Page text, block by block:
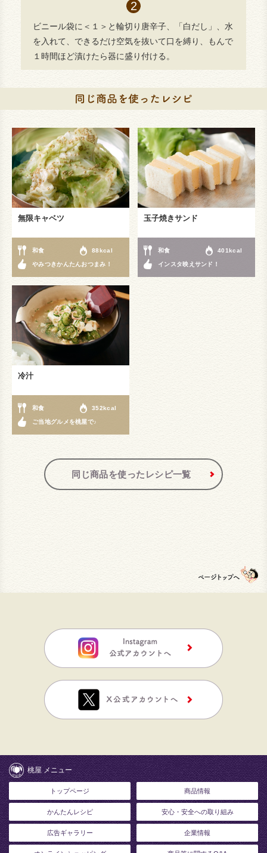
ビニール袋に＜１＞と輪切り唐辛子、「白だし」、水
を入れて、できるだけ空気を抜いて口を縛り、もんで
１時間ほど漬けたら器に盛り付ける。
無限キャベツ
和食 88kcal
やみつきかんたんおつまみ！
玉子焼きサンド
和食 401kcal
インスタ映えサンド！
冷汁
和食 352kcal
ご当地グルメを桃屋で♪
同じ商品を使ったレシピ一覧
桃屋 メニュー
トップページ 商品情報
かんたんレシピ 安心・安全への取り組み
広告ギャラリー 企業情報